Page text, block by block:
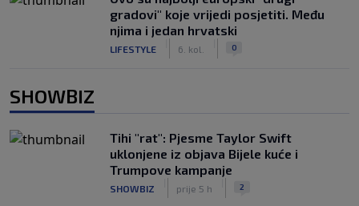
gradovi" koje vrijedi posjetiti. Među
njima i jedan hrvatski
LIFESTYLE 6. kol. 0
SHOWBIZ
Tihi "rat": Pjesme Taylor Swift
uklonjene iz objava Bijele kuće i
Trumpove kampanje
SHOWBIZ prije 5 h 2